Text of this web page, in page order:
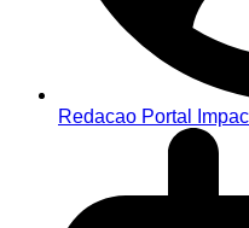
Redacao Portal